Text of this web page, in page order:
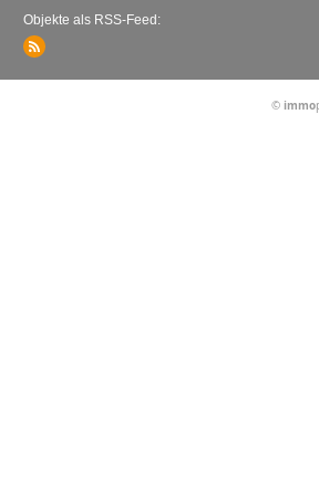
Objekte als RSS-Feed:
© immo